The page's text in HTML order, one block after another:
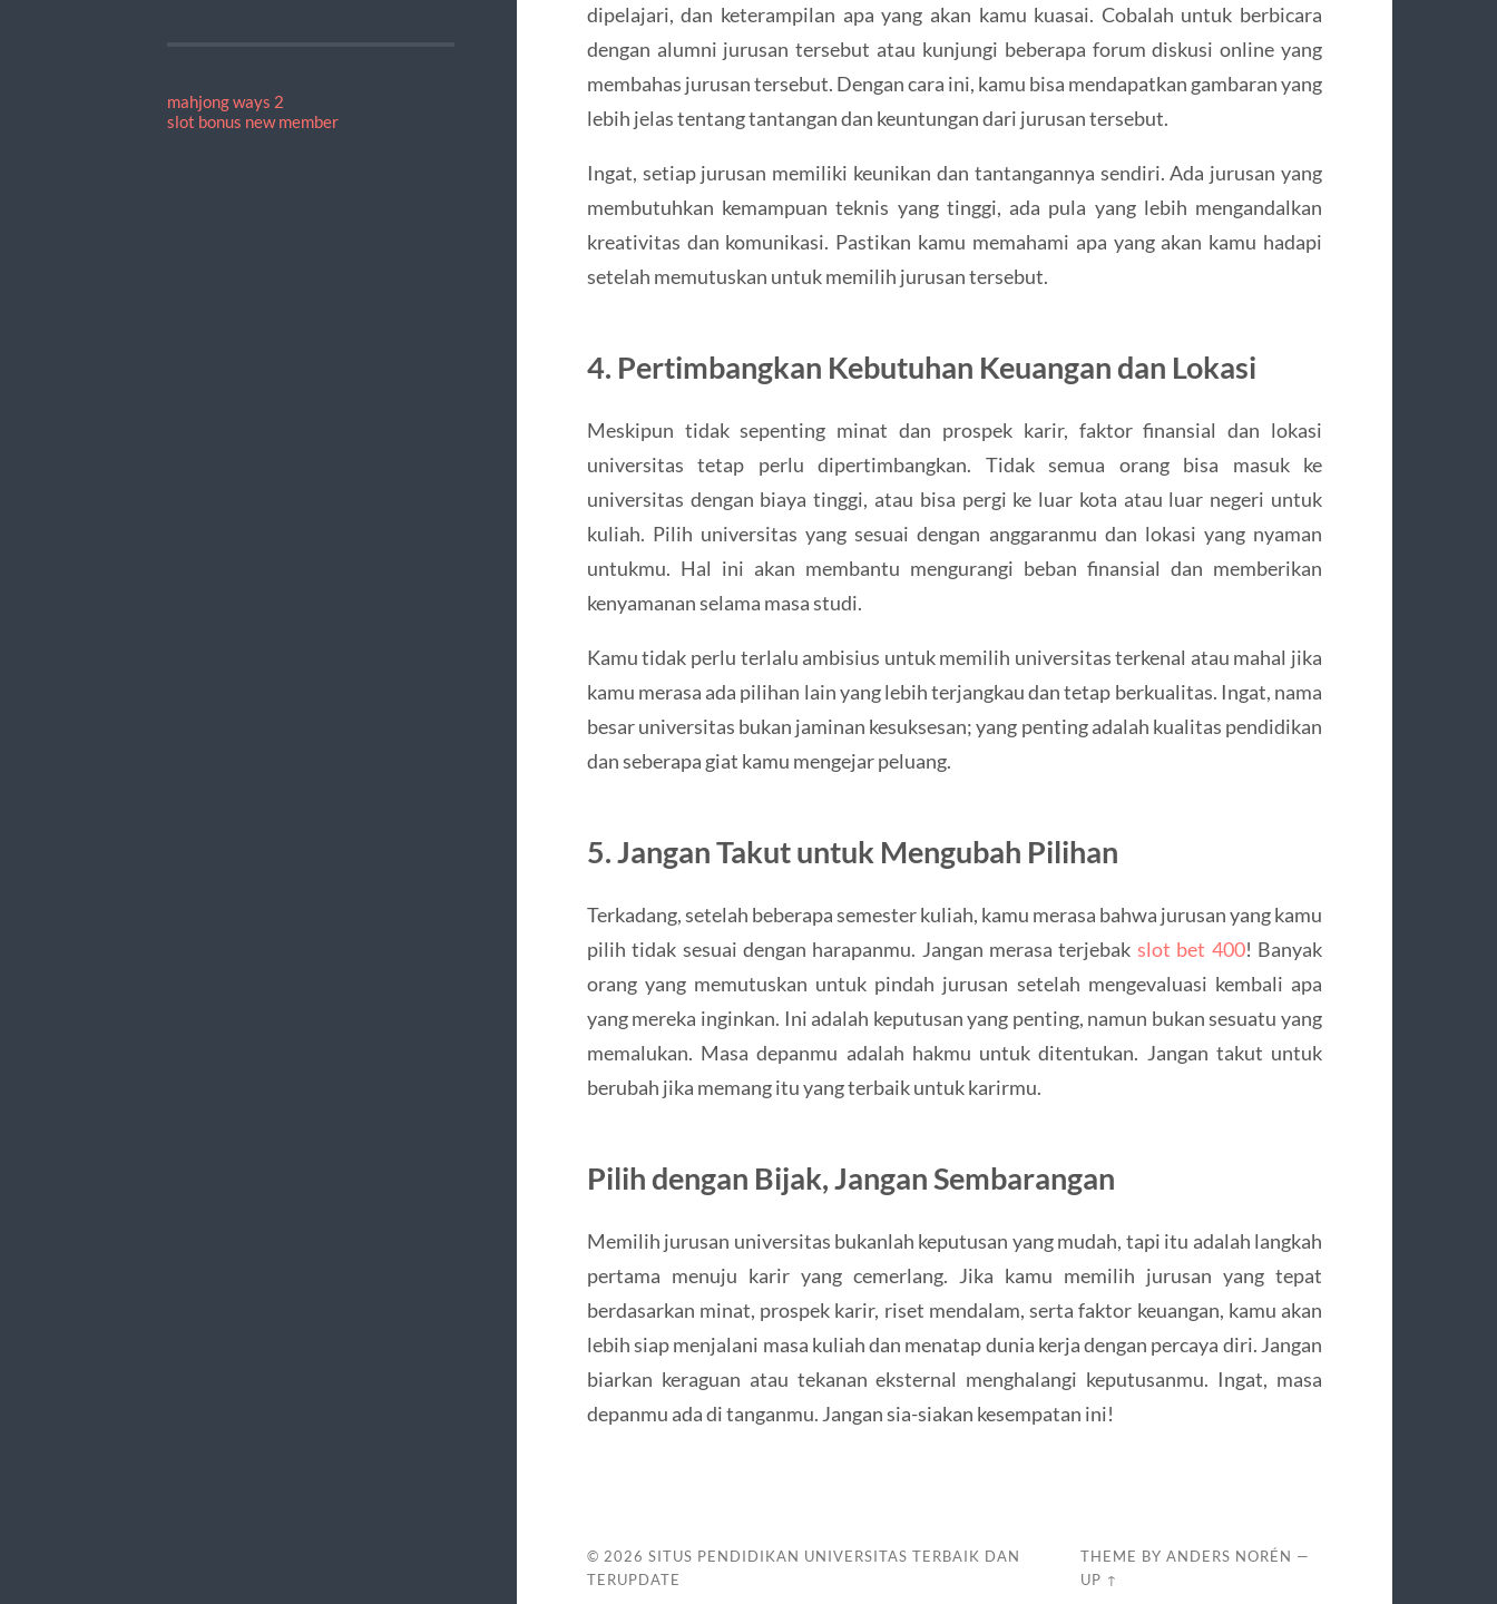
mahjong ways 2
slot bonus new member
dipelajari, dan keterampilan apa yang akan kamu kuasai. Cobalah untuk berbicara
dengan alumni jurusan tersebut atau kunjungi beberapa forum diskusi online yang
membahas jurusan tersebut. Dengan cara ini, kamu bisa mendapatkan gambaran yang
lebih jelas tentang tantangan dan keuntungan dari jurusan tersebut.
Ingat, setiap jurusan memiliki keunikan dan tantangannya sendiri. Ada jurusan yang
membutuhkan kemampuan teknis yang tinggi, ada pula yang lebih mengandalkan
kreativitas dan komunikasi. Pastikan kamu memahami apa yang akan kamu hadapi
setelah memutuskan untuk memilih jurusan tersebut.
4. Pertimbangkan Kebutuhan Keuangan dan Lokasi
Meskipun tidak sepenting minat dan prospek karir, faktor finansial dan lokasi
universitas tetap perlu dipertimbangkan. Tidak semua orang bisa masuk ke
universitas dengan biaya tinggi, atau bisa pergi ke luar kota atau luar negeri untuk
kuliah. Pilih universitas yang sesuai dengan anggaranmu dan lokasi yang nyaman
untukmu. Hal ini akan membantu mengurangi beban finansial dan memberikan
kenyamanan selama masa studi.
Kamu tidak perlu terlalu ambisius untuk memilih universitas terkenal atau mahal jika
kamu merasa ada pilihan lain yang lebih terjangkau dan tetap berkualitas. Ingat, nama
besar universitas bukan jaminan kesuksesan; yang penting adalah kualitas pendidikan
dan seberapa giat kamu mengejar peluang.
5. Jangan Takut untuk Mengubah Pilihan
Terkadang, setelah beberapa semester kuliah, kamu merasa bahwa jurusan yang kamu
pilih tidak sesuai dengan harapanmu. Jangan merasa terjebak slot bet 400! Banyak
orang yang memutuskan untuk pindah jurusan setelah mengevaluasi kembali apa
yang mereka inginkan. Ini adalah keputusan yang penting, namun bukan sesuatu yang
memalukan. Masa depanmu adalah hakmu untuk ditentukan. Jangan takut untuk
berubah jika memang itu yang terbaik untuk karirmu.
Pilih dengan Bijak, Jangan Sembarangan
Memilih jurusan universitas bukanlah keputusan yang mudah, tapi itu adalah langkah
pertama menuju karir yang cemerlang. Jika kamu memilih jurusan yang tepat
berdasarkan minat, prospek karir, riset mendalam, serta faktor keuangan, kamu akan
lebih siap menjalani masa kuliah dan menatap dunia kerja dengan percaya diri. Jangan
biarkan keraguan atau tekanan eksternal menghalangi keputusanmu. Ingat, masa
depanmu ada di tanganmu. Jangan sia-siakan kesempatan ini!
© 2026 SITUS PENDIDIKAN UNIVERSITAS TERBAIK DAN
TERUPDATE
THEME BYANDERS NORÉN —
UP ↑